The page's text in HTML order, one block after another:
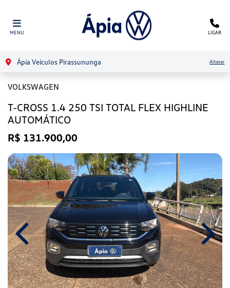
MENU LIGAR
Ápia Veículos Pirassununga Alterar
VOLKSWAGEN
T-CROSS 1.4 250 TSI TOTAL FLEX HIGHLINE
AUTOMÁTICO
R$ 131.900,00
Previous Next